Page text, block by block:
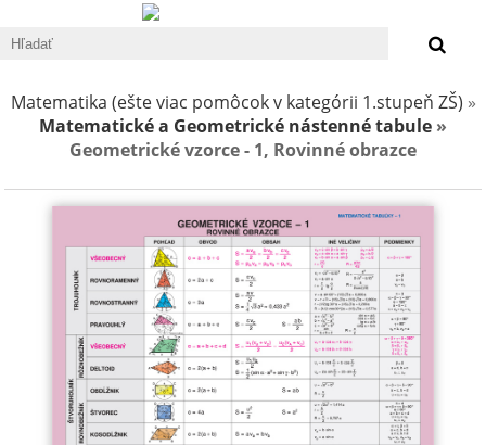
Matematika (ešte viac pomôcok v kategórii 1.stupeň ZŠ) »
Matematické a Geometrické nástenné tabule »
Geometrické vzorce - 1, Rovinné obrazce